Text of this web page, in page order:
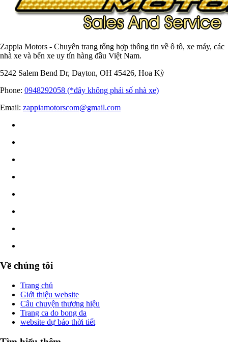
Zappia Motors - Chuyên trang tổng hợp thông tin về ô tô, xe máy, các
nhà xe và bến xe uy tín hàng đầu Việt Nam.
5242 Salem Bend Dr, Dayton, OH 45426, Hoa Kỳ
Phone: 0948292058 (*đây không phải số nhà xe)
Email: zappiamotorscom@gmail.com
Về chúng tôi
Trang chủ
Giới thiệu website
Câu chuyện thương hiệu
Trang ca do bong da
website dự báo thời tiết